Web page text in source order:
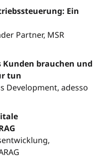
Ein
Partner, MSR
Kunden brauchen und
tun
Development, adesso